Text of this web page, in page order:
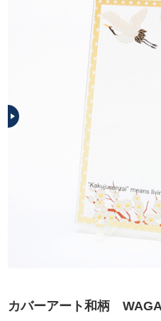
カバーアート和柄